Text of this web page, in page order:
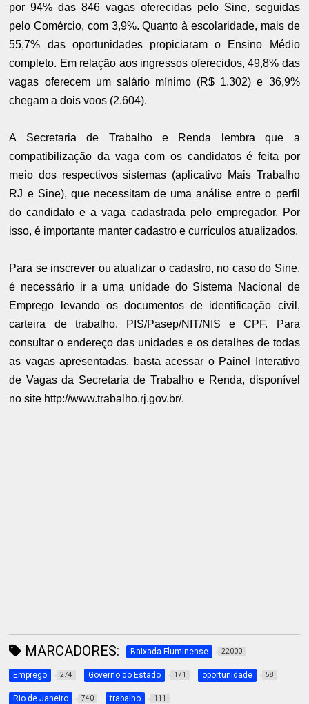
por 94% das 846 vagas oferecidas pelo Sine, seguidas
pelo Comércio, com 3,9%. Quanto à escolaridade, mais de
55,7% das oportunidades propiciaram o Ensino Médio
completo. Em relação aos ingressos oferecidos, 49,8% das
vagas oferecem um salário mínimo (R$ 1.302) e 36,9%
chegam a dois voos (2.604).
A Secretaria de Trabalho e Renda lembra que a
compatibilização da vaga com os candidatos é feita por
meio dos respectivos sistemas (aplicativo Mais Trabalho
RJ e Sine), que necessitam de uma análise entre o perfil
do candidato e a vaga cadastrada pelo empregador. Por
isso, é importante manter cadastro e currículos atualizados.
Para se inscrever ou atualizar o cadastro, no caso do Sine,
é necessário ir a uma unidade do Sistema Nacional de
Emprego levando os documentos de identificação civil,
carteira de trabalho, PIS/Pasep/NIT/NIS e CPF. Para
consultar o endereço das unidades e os detalhes de todas
as vagas apresentadas, basta acessar o Painel Interativo
de Vagas da Secretaria de Trabalho e Renda, disponível
no site http://www.trabalho.rj.gov.br/.
MARCADORES: Baixada Fluminense 22000
Emprego 274 Governo do Estado 171 oportunidade 58
Rio de Janeiro 740 trabalho 111